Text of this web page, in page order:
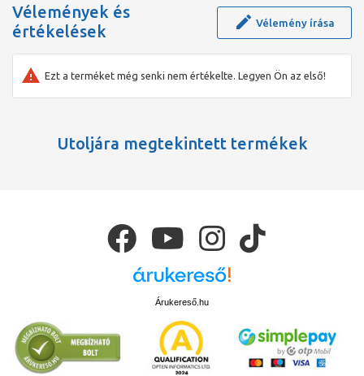
Vélemények és
értékelések
Vélemény írása
Ezt a terméket még senki nem értékelte. Legyen Ön az első!
Utoljára megtekintett termékek
Árukereső.hu